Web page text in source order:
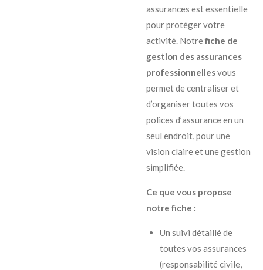
assurances est essentielle
pour protéger votre
activité. Notrefiche de
gestion des assurances
professionnellesvous
permet de centraliser et
d’organiser toutes vos
polices d’assurance en un
seul endroit, pour une
vision claire et une gestion
simplifiée.
Ce que vous propose
notre fiche :
Un suivi détaillé de
toutes vos assurances
(responsabilité civile,